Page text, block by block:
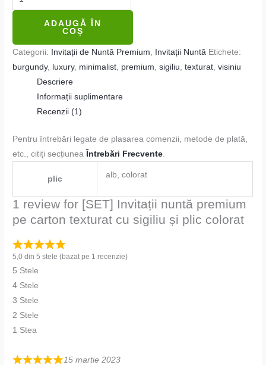
ADAUGĂ ÎN
COȘ
Categorii: Invitații de Nuntă Premium, Invitații Nuntă Etichete:
burgundy, luxury, minimalist, premium,sigiliu,texturat,visiniu
Descriere
Informații suplimentare
Recenzii (1)
Pentru întrebări legate de plasarea comenzii, metode de plată,
etc., citiți secțiunea
Întrebări Frecvente
plic alb, colorat
1 review for [SET] Invitații nuntă premium
pe carton texturat cu sigiliu și plic colorat
5,0 din 5 stele (bazat pe 1 recenzie)
5 Stele
4 Stele
3 Stele
2 Stele
1 Stea
15 martie 2023